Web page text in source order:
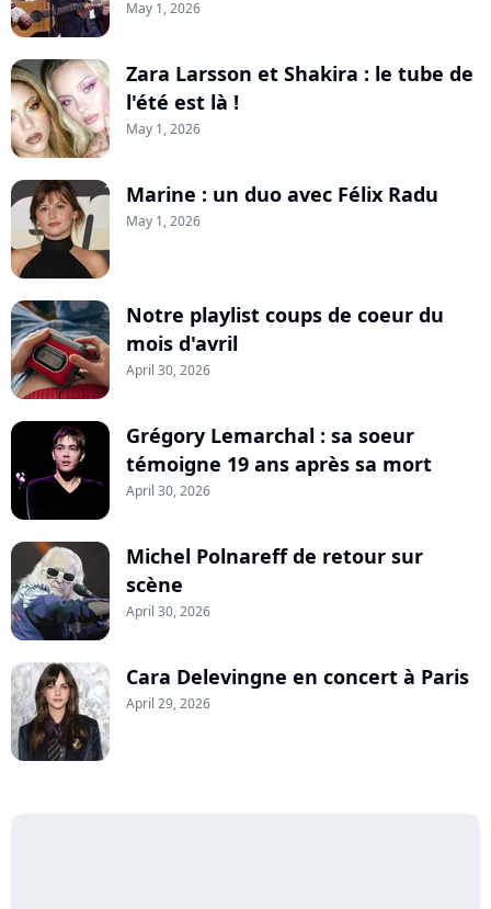
May 1, 2026
Zara Larsson et Shakira : le tube de
l'été est là !
May 1, 2026
Marine : un duo avec Félix Radu
May 1, 2026
Notre playlist coups de coeur du
mois d'avril
April 30, 2026
Grégory Lemarchal : sa soeur
témoigne 19 ans après sa mort
April 30, 2026
Michel Polnareff de retour sur
scène
April 30, 2026
Cara Delevingne en concert à Paris
April 29, 2026